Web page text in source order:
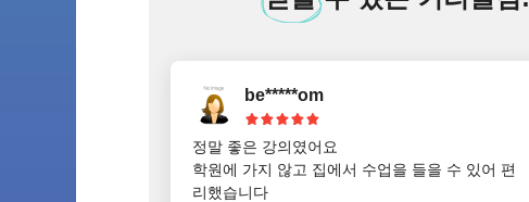
be*****om
정말 좋은 강의였어요
학원에 가지 않고 집에서 수업을 들을 수 있어 편
리했습니다